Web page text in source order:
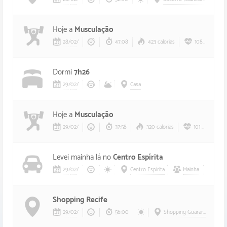
Hoje a Musculação
28/02/ 47:08 423 calorias 108 bpm
Dormi7h26
29/02/ Casa
Hoje a Musculação
29/02/ 37:58 320 calorias 101 bpm
Levei mainha lá noCentro Espírita
29/02/ Centro Espírita Mainha
Shopping Recife
29/02/ 56:00 Shopping Guararapes